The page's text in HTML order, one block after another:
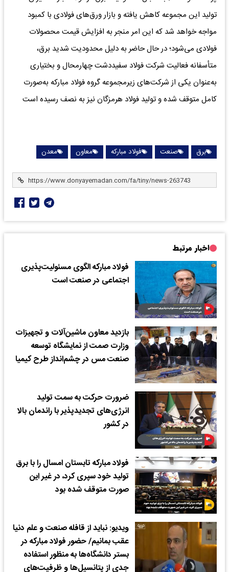
تولید این مجموعه کاهش یافته و بازار ورق‌های فولادی با کمبود
مواجه خواهد شد که این امر منجر به افزایش قیمت محصولات
فولادی می‌شود؛ در حال حاضر به دلیل محدودیت شدید برق،
متأسفانه فعالیت شرکت فولاد سفیددشت چهارمحال و بختیاری
به‌عنوان یکی از شرکت‌های زیرمجموعه گروه فولاد مبارکه به‌صورت
کامل متوقف شده و تولید فولاد هرمزگان نیز به نصف رسیده است
برق صنعت فولاد مبارکه معاون معدن
اخبار مرتبط
فولاد مبارکه الگوی مسئولیت‌پذیری
اجتماعی در صنعت است
بازدید معاون ماشین‌آلات و تجهیزات
وزارت صمت از نمایشگاه توسعه
صنعت مس در چشم‌انداز طرح کیمیا
ضرورت حرکت به سمت تولید
انرژی‌های تجدیدپذیر با راندمان بالا
در کشور
فولاد مبارکه تابستان امسال را با برق
تولید خود سپری کرد، در غیر این
صورت متوقف شده بود
ویدیو: نباید از قافله صنعت و علم دنیا
عقب بمانیم/ حضور فولاد مبارکه در
بستر دانشگاه‌ها به منظور استفاده
جدی از پتانسیل‌ها و ظرفیت‌های